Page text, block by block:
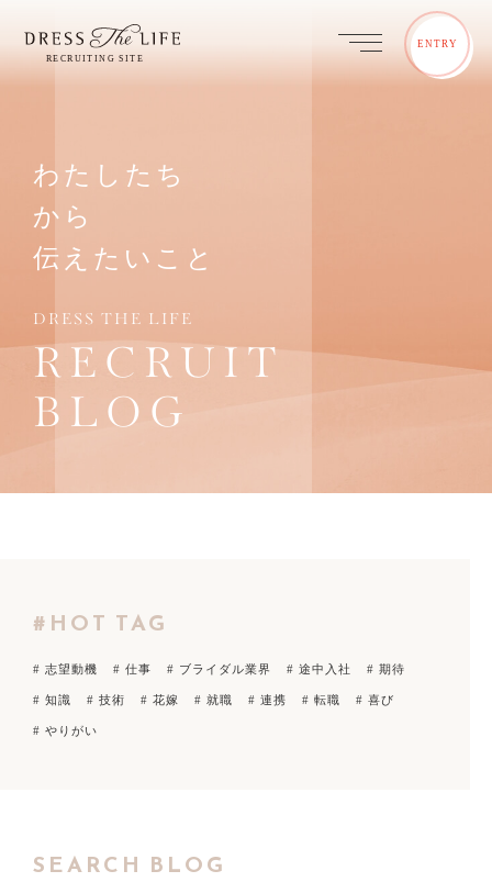
ENTRY
わたしたち
から
伝えたいこと
DRESS THE LIFE
RECRUIT
BLOG
#HOT TAG
# 志望動機 # 仕事 # ブライダル業界 # 途中入社 # 期待
# 知識 # 技術 # 花嫁 # 就職 # 連携 # 転職 # 喜び
# やりがい
SEARCH BLOG